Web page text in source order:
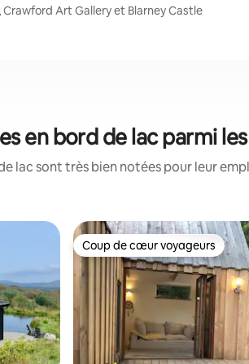
Art Gallery et Blarney Castle
en bord de lac parmi
lac sont très bien notées pour leur
appréciés Coup de cœur voyageurs
Coup de cœur voyageurs